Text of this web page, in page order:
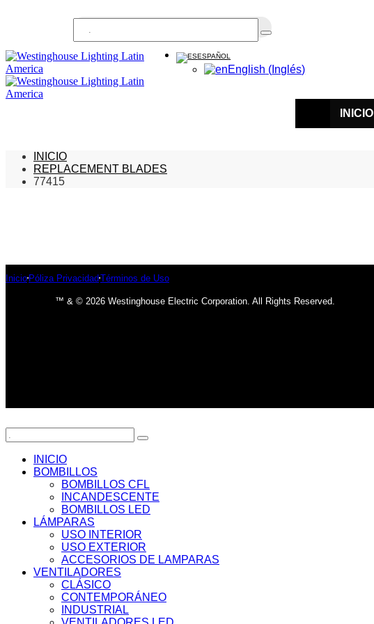
ESPAÑOL
English ( Inglés)
INICIO
INICIO
REPLACEMENT BLADES
77415
Inicio Póliza Privacidad Términos de Uso
™ & © 2026 Westinghouse Electric Corporation. All Rights Reserved.
INICIO
BOMBILLOS
BOMBILLOS CFL
INCANDESCENTE
BOMBILLOS LED
LÁMPARAS
USO INTERIOR
USO EXTERIOR
ACCESORIOS DE LAMPARAS
VENTILADORES
CLÁSICO
CONTEMPORÁNEO
INDUSTRIAL